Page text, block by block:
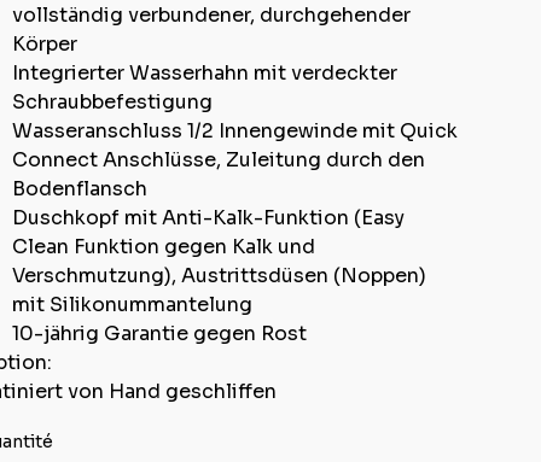
vollständig verbundener, durchgehender
Körper
Integrierter Wasserhahn mit verdeckter
Schraubbefestigung
Wasseranschluss 1/2 Innengewinde mit Quick
Connect Anschlüsse, Zuleitung durch den
Bodenflansch
Duschkopf mit Anti-Kalk-Funktion (Easy
Clean Funktion gegen Kalk und
Verschmutzung), Austrittsdüsen (Noppen)
mit Silikonummantelung
10-jährig Garantie gegen Rost
von Hand geschliffen